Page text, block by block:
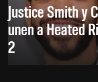
Justice Smith y
unen a Heated
2